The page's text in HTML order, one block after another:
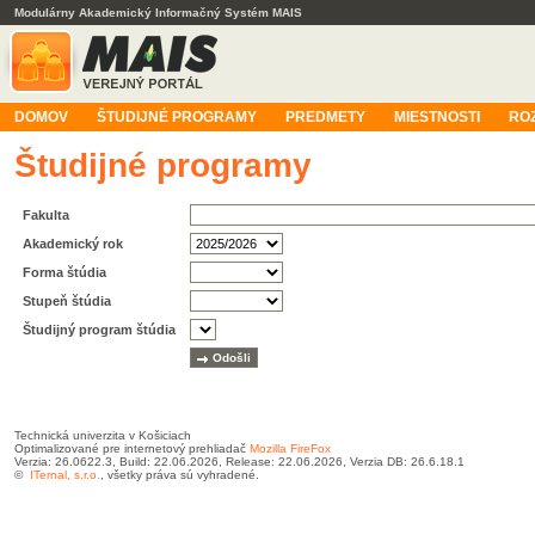
Modulárny Akademický Informačný Systém MAIS
DOMOV ŠTUDIJNÉ PROGRAMY PREDMETY MIESTNOSTI
Študijné programy
Fakulta
Akademický rok
Forma štúdia
Stupeň štúdia
Študijný program štúdia
Technická univerzita v Košiciach
Optimalizované pre internetový prehliadač Mozilla FireFox
Verzia: 26.0622.3, Build: 22.06.2026, Release: 22.06.2026, Verzia DB: 26.6.18.1
© ITernal, s.r.o. , všetky práva sú vyhradené.